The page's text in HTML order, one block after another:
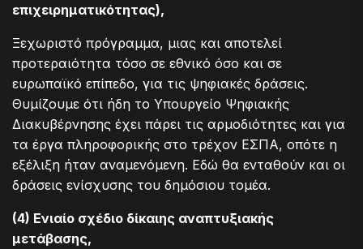
επιχειρηματικότητας),
Ξεχωριστό πρόγραμμα, μιας και αποτελεί
προτεραιότητα τόσο σε εθνικό όσο και σε
ευρωπαϊκό επίπεδο, για τις ψηφιακές δράσεις.
Θυμίζουμε ότι ήδη το Υπουργείο Ψηφιακής
Διακυβέρνησης έχει πάρει τις αρμοδιότητες και για
τα έργα πληροφορικής στο τρέχον ΕΣΠΑ, οπότε η
εξέλιξη ήταν αναμενόμενη. Εδώ θα ενταθούν και οι
δράσεις ενίσχυσης του δημόσιου τομέα.
(4) Ενιαίο σχέδιο δίκαιης αναπτυξιακής
μετάβασης,